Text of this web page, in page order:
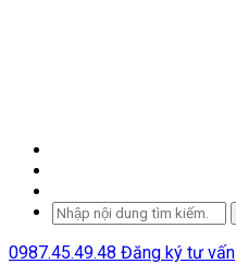
0987.45.49.48 Đăng ký tư vấn